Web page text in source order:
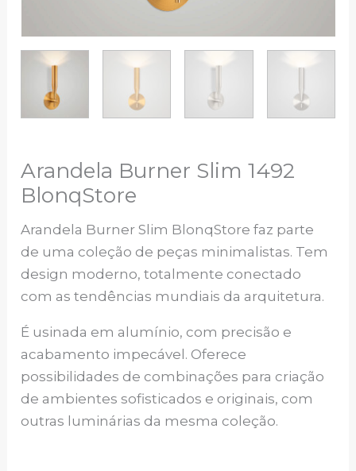
Arandela Burner Slim 1492
BlonqStore
Arandela Burner Slim BlonqStore faz parte
de uma coleção de peças minimalistas. Tem
design moderno, totalmente conectado
com as tendências mundiais da arquitetura.
É usinada em alumínio, com precisão e
acabamento impecável. Oferece
possibilidades de combinações para criação
de ambientes sofisticados e originais, com
outras luminárias da mesma coleção.